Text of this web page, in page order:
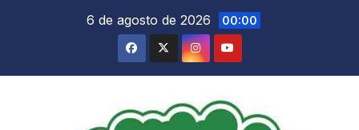
6 de agosto de 2026 00:00